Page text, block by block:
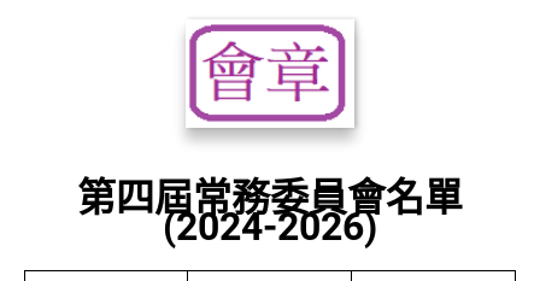
第四屆常務委員會名單
(2024-2026)